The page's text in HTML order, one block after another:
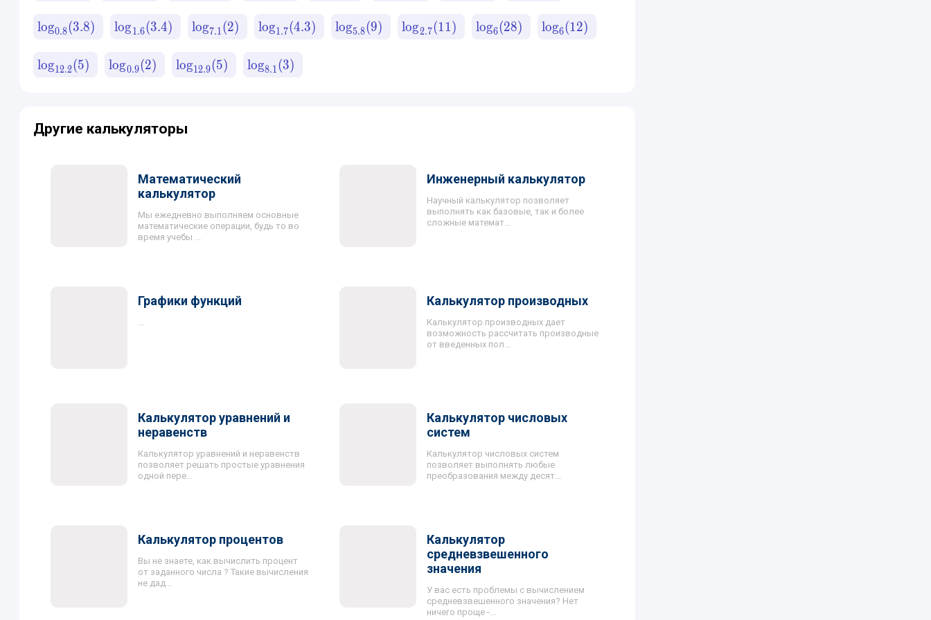
log0.8(3.8) log1.6(3.4) log7.1(2) log1.7(4.3) log5.8(9) log2.7(11) log6(28) log6(12)
log12.2(5) log0.9(2) log12.9(5) log8.1(3)
Другие калькуляторы
Математический
калькулятор
Мы ежедневно выполняем основные
математические операции, будь то во
время учебы ...
Инженерный калькулятор
Научный калькулятор позволяет
выполнять как базовые, так и более
сложные математ...
Графики функций
...
Калькулятор производных
Калькулятор производных дает
возможность рассчитать производные
от введенных пол...
Калькулятор уравнений и
неравенств
Калькулятор уравнений и неравенств
позволяет решать простые уравнения
одной пере...
Калькулятор числовых
систем
Калькулятор числовых систем
позволяет выполнять любые
преобразования между десят...
Калькулятор процентов
Вы не знаете, как вычислить процент
от заданного числа ? Такие вычисления
не дад...
Калькулятор
средневзвешенного
значения
У вас есть проблемы с вычислением
средневзвешенного значения? Нет
ничего проще -...